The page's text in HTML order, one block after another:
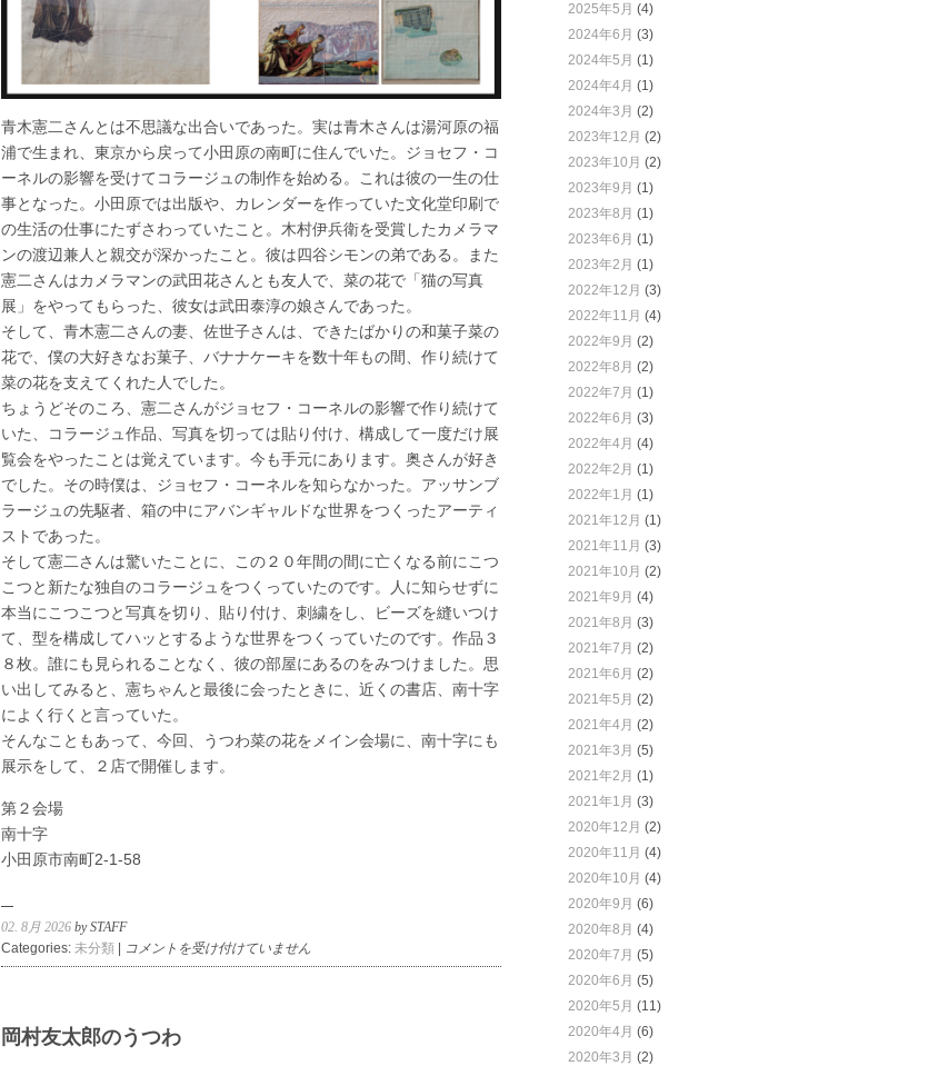
青木憲二さんとは不思議な出合いであった。実は青木さんは湯河原の福
浦で生まれ、東京から戻って小田原の南町に住んでいた。ジョセフ・コ
ーネルの影響を受けてコラージュの制作を始める。これは彼の一生の仕
事となった。小田原では出版や、カレンダーを作っていた文化堂印刷で
の生活の仕事にたずさわっていたこと。木村伊兵衛を受賞したカメラマ
ンの渡辺兼人と親交が深かったこと。彼は四谷シモンの弟である。また
憲二さんはカメラマンの武田花さんとも友人で、菜の花で「猫の写真
展」をやってもらった、彼女は武田泰淳の娘さんであった。
そして、青木憲二さんの妻、佐世子さんは、できたばかりの和菓子菜の
花で、僕の大好きなお菓子、バナナケーキを数十年もの間、作り続けて
菜の花を支えてくれた人でした。
ちょうどそのころ、憲二さんがジョセフ・コーネルの影響で作り続けて
いた、コラージュ作品、写真を切っては貼り付け、構成して一度だけ展
覧会をやったことは覚えています。今も手元にあります。奥さんが好き
でした。その時僕は、ジョセフ・コーネルを知らなかった。アッサンブ
ラージュの先駆者、箱の中にアバンギャルドな世界をつくったアーティ
ストであった。
そして憲二さんは驚いたことに、この２０年間の間に亡くなる前にこつ
こつと新たな独自のコラージュをつくっていたのです。人に知らせずに
本当にこつこつと写真を切り、貼り付け、刺繍をし、ビーズを縫いつけ
て、型を構成してハッとするような世界をつくっていたのです。作品３
８枚。誰にも見られることなく、彼の部屋にあるのをみつけました。思
い出してみると、憲ちゃんと最後に会ったときに、近くの書店、南十字
によく行くと言っていた。
そんなこともあって、今回、うつわ菜の花をメイン会場に、南十字にも
展示をして、２店で開催します。
第２会場
南十字
小田原市南町2-1-58
02. 8月 2026 by STAFF
Categories: 未分類 | 青
木
の
コ
コメントを受け付けていません
岡村友太郎のうつわ
2025年5月 (4)
2024年6月 (3)
2024年5月 (1)
2024年4月 (1)
2024年3月 (2)
2023年12月 (2)
2023年10月 (2)
2023年9月 (1)
2023年8月 (1)
2023年6月 (1)
2023年2月 (1)
2022年12月 (3)
2022年11月 (4)
2022年9月 (2)
2022年8月 (2)
2022年7月 (1)
2022年6月 (3)
2022年4月 (4)
2022年2月 (1)
2022年1月 (1)
2021年12月 (1)
2021年11月 (3)
2021年10月 (2)
2021年9月 (4)
2021年8月 (3)
2021年7月 (2)
2021年6月 (2)
2021年5月 (2)
2021年4月 (2)
2021年3月 (5)
2021年2月 (1)
2021年1月 (3)
2020年12月 (2)
2020年11月 (4)
2020年10月 (4)
2020年9月 (6)
2020年8月 (4)
2020年7月 (5)
2020年6月 (5)
2020年5月 (11)
2020年4月 (6)
2020年3月 (2)